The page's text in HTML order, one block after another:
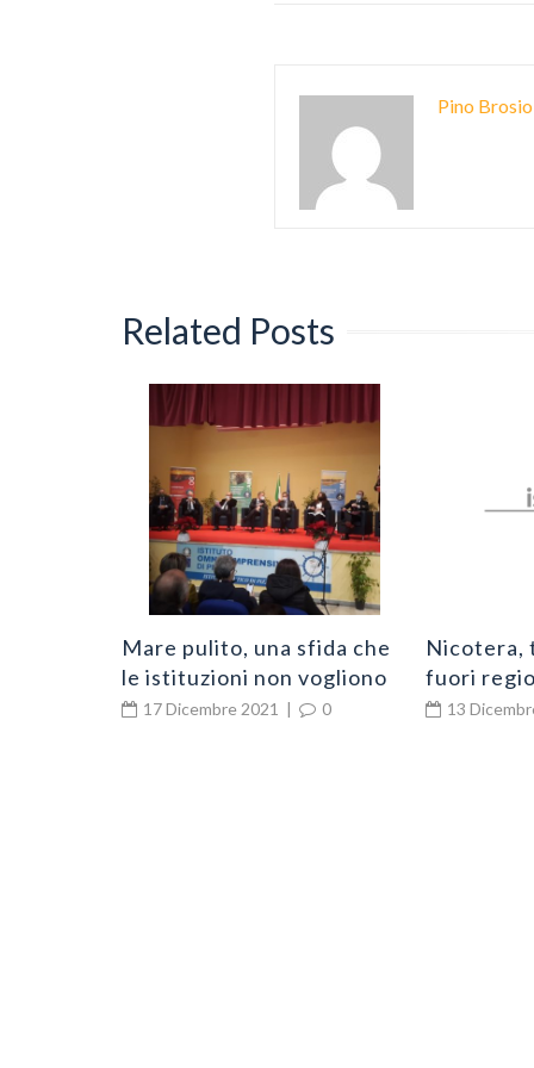
Pino Brosio
Related Posts
Mare pulito, una sfida che
le istituzioni non vogliono
perdere
17 Dicembre 2021 | 0
Nicotera,
fuori
Via del
13